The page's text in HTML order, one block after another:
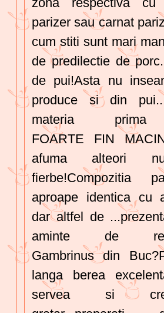
parizer sau carnat
cum stiti sunt mari
de predilectie de
de pui!Asta nu
produce si din
materia
FOARTE FIN
afuma alteori
fierbe!Compozitia
aproape identica cu
dar altfel de
aminte de
Gambrinus din
langa berea
servea si